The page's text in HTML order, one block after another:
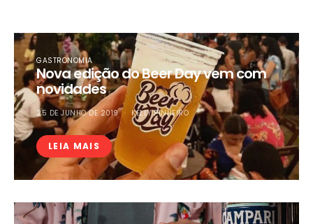
GASTRONOMIA
Nova edição do Beer Day vem com
novidades
25 DE JUNHO DE 2019 KELLY PINHEIRO
LEIA MAIS